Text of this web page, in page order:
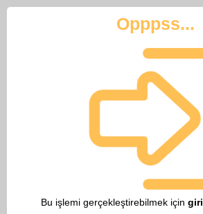
Opppss...
Bu işlemi gerçekleştirebilmek için